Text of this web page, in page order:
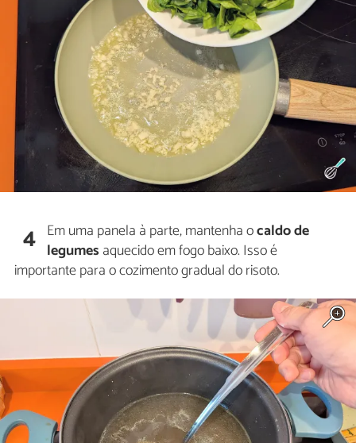
4 Em uma panela à parte, mantenha ocaldo de
legumes aquecido em fogo baixo. Isso é
importante para o cozimento gradual do risoto.